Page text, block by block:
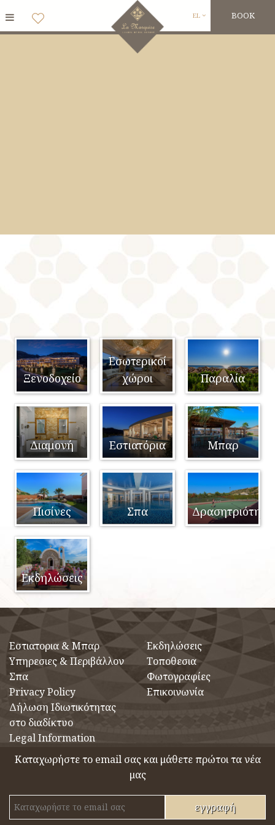
BOOK
EL
Ξενοδοχείο
Εσωτερικοί
χώροι
Παραλία
Διαμονή
+
Εστιατόρια
+
Μπαρ
Πισίνες
+
Σπα
+
Εκδηλώσεις
+
Eστιατορια & Μπαρ
Υπηρεσιες & Περιβάλλον
Σπα
Privacy Policy
Δήλωση Ιδιωτικότητας
στο διαδίκτυο
Legal Information
Εκδηλώσεις
Τοποθεσια
Φωτογραφίες
Επικοινωνία
Καταχωρήστε το email σας και μάθετε πρώτοι τα νέα
μας
εγγραφή